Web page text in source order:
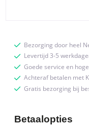
Bezorging door heel
Levertijd 3-5
Goede service en
Achteraf betalen met
Gratis bezorging bij
Betaalopties